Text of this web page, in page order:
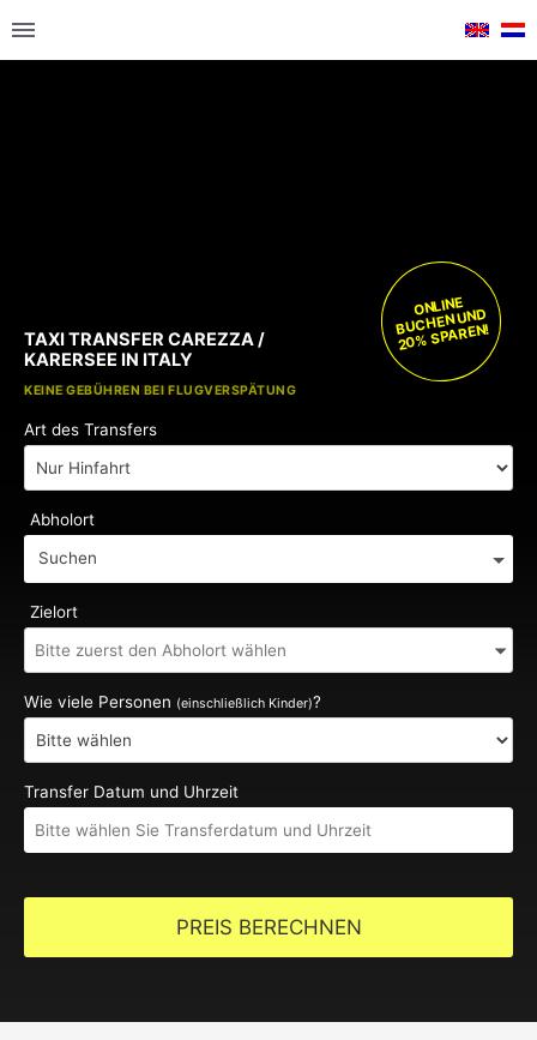
KOSTENLOSE KINDERSITZE
KEINE GEBÜHREN BEI FLUGVERSPÄTUNG
TAXI TRANSFER CAREZZA /
KARERSEE IN ITALY
ONLINE
BUCHEN UND
20% SPAREN!
Art des Transfers
Abholort
Suchen
Zielort
Wie viele Personen (einschließlich Kinder)?
Transfer Datum und Uhrzeit
PREIS BERECHNEN